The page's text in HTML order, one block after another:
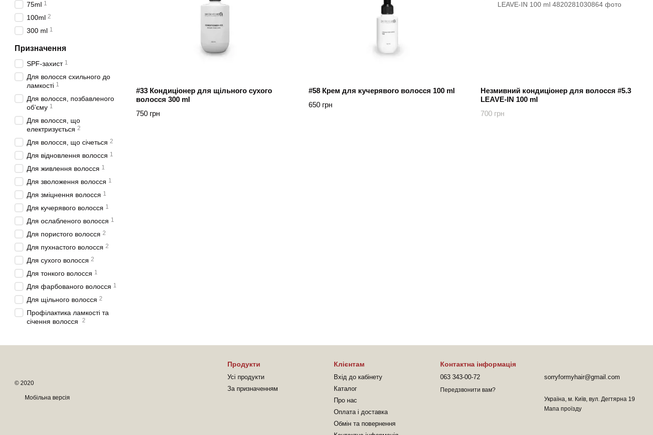
#33 Кондиціонер для щільного сухого
волосся 300 ml
750 грн
#58 Крем для кучерявого волосся 100 ml
650 грн
Незмивний кондиціонер для волосся #5.3
LEAVE-IN 100 ml
700 грн
75ml 1
100ml 2
300 ml 1
Призначення
SPF-захист 1
Для волосся схильного до
ламкості 1
Для волосся, позбавленого
обʼєму 1
Для волосся, що
електризується 2
Для волосся, що січеться 2
Для відновлення волосся 1
Для живлення волосся 1
Для зволоження волосся 1
Для зміцнення волосся 1
Для кучерявого волосся 1
Для ослабленого волосся 1
Для пористого волосся 2
Для пухнастого волосся 2
Для сухого волосся 2
Для тонкого волосся 1
Для фарбованого волосся 1
Для щільного волосся 2
Профілактика ламкості та
січення волосся
2
© 2020
Мобільна версія
Продукти
Усі продукти
За призначенням
Клієнтам
Вхід до кабінету
Каталог
Про нас
Оплата і доставка
Обмін та повернення
Контактна інформація
063 343-00-72
Передзвонити вам?
sorryformyhair@gmail.com
Україна, м. Київ, вул. Дегтярна 19
Мапа проїзду